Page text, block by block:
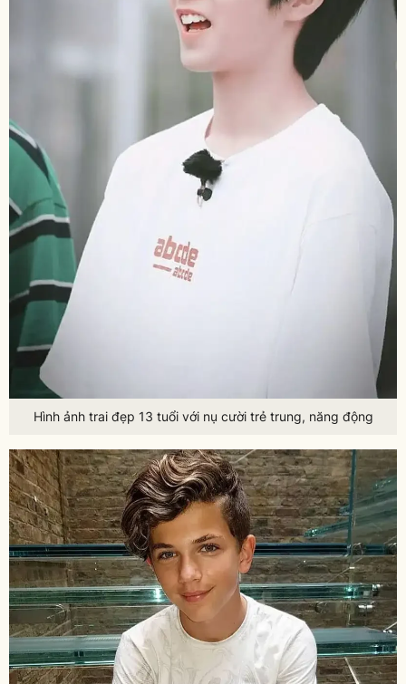
Hình ảnh trai đẹp 13 tuổi với nụ cười trẻ trung, năng động